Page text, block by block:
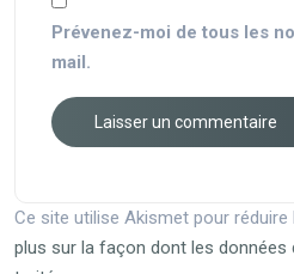
Prévenez-moi de tous les
mail.
Ce site utilise Akismet pour réduire
plus sur la façon dont les